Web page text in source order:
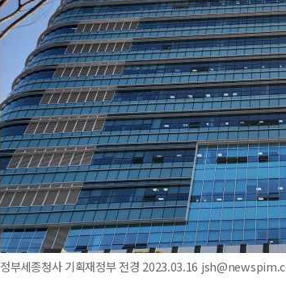
정부세종청사 기획재정부 전경 2023.03.16